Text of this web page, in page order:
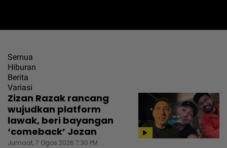
Semua
Hiburan
Berita
Variasi
Zizan Razak rancang
wujudkan platform
lawak, beri bayangan
‘comeback’ Jozan
Jumaat, 7 Ogos 2026 7:30 PM